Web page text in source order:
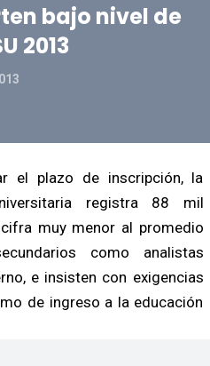
bajo nivel de
2013
el plazo de inscripción, la
registra 88 mil
muy menor al promedio
como analistas
e insisten con exigencias
de ingreso a la educación